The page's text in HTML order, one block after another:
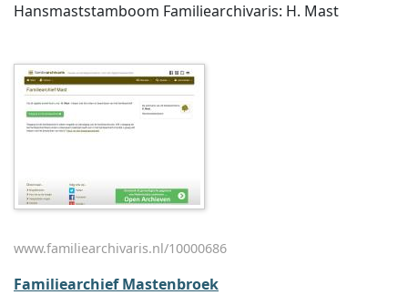
Hansmaststamboom Familiearchivaris: H. Mast
www.familiearchivaris.nl/10000686
Familiearchief Mastenbroek